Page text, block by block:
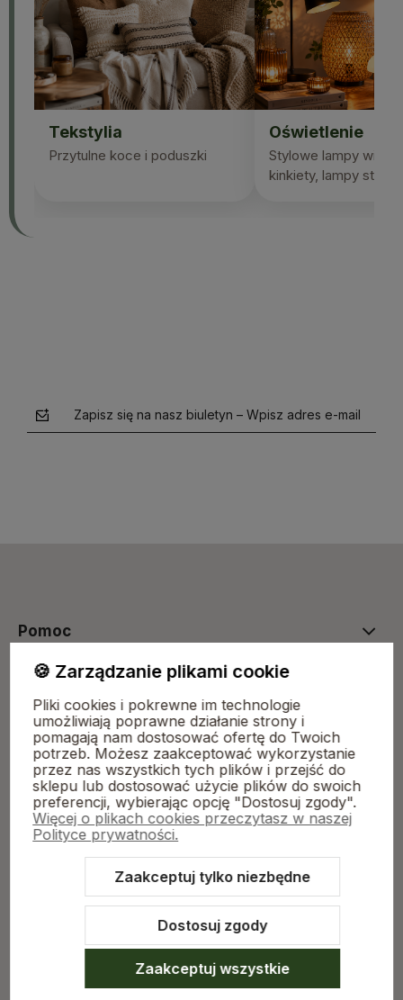
Tekstylia
Przytulne koce i poduszki
Oświetlenie
Stylowe lampy
kinkiety, lampy
Zapisz się na nasz biuletyn – Wpisz adres e-mail
Pomoc
Moje konto
Płatności i dostawa
🍪 Zarządzanie plikami cookie
Pliki cookies i pokrewne im technologie
umożliwiają poprawne działanie strony i
pomagają nam dostosować ofertę do Twoich
potrzeb. Możesz zaakceptować wykorzystanie
przez nas wszystkich tych plików i przejść do
sklepu lub dostosować użycie plików do swoich
preferencji, wybierając opcję "Dostosuj zgody".
Więcej o plikach cookies przeczytasz w naszej
Polityce prywatności.
Zaakceptuj tylko niezbędne
Dostosuj zgody
Zaakceptuj wszystkie